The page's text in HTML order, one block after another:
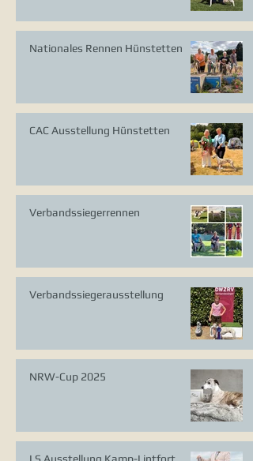
Nationales Rennen Hünstetten
CAC Ausstellung Hünstetten
Verbandssiegerrennen
Verbandssiegerausstellung
NRW-Cup 2025